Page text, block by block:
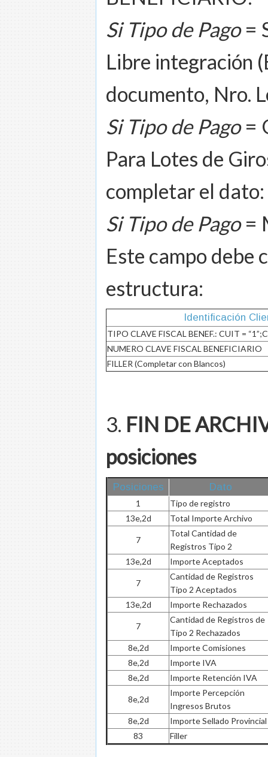
Si Tipo de Pago=
Libre integración
documento, Nro.
Si Tipo de Pago=
Para Lotes de
completar el
Si Tipo de Pago=
Este campo debe
estructura:
Identificación
TIPO CLAVE FISCAL BENEF.: CUIT =
NUMERO CLAVE FISCAL BENEFICIARIO
FILLER (Completar con Blancos)
3. FIN DE
posiciones
Posiciones Dato
1
Tipo de registro
13e,2d
Total Importe Archivo
7
Total Cantidad de
Registros Tipo 2
13e,2d
Importe Aceptados
7
Cantidad de Registros
Tipo 2 Aceptados
13e,2d
Importe Rechazados
7
Cantidad de Registros de
Tipo 2 Rechazados
8e,2d
Importe Comisiones
8e,2d
Importe IVA
8e,2d
Importe Retención IVA
8e,2d
Importe Percepción
Ingresos Brutos
8e,2d
Importe Sellado Provincial
83
Filler